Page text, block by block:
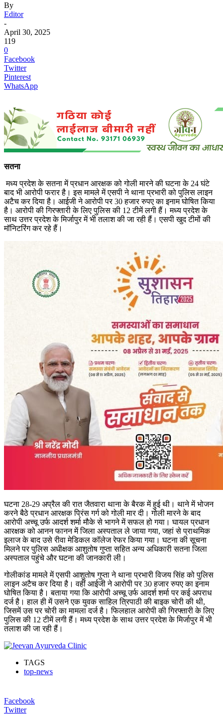
By
Editor
-
April 30, 2025
119
0
Facebook
Twitter
Pinterest
WhatsApp
सतना
मध्य प्रदेश के सतना में प्रधान आरक्षक को गोली मारने की घटना के 24 घंटे
बाद भी आरोपी फरार है। इस मामले में एसपी ने थाना प्रभारी को पुलिस लाइन
अटैच कर दिया है। आईजी ने आरोपी पर 30 हजार रुपए का इनाम घोषित किया
है। आरोपी की गिरफ्तारी के लिए पुलिस की 12 टीमें लगी हैं। मध्य प्रदेश के
साथ उत्तर प्रदेश के मिर्जापुर में भी तलाश की जा रही हैं। एसपी खुद टीमों की
मॉनिटरिंग कर रहे हैं।
घटना 28-29 अप्रैल की रात जैतवारा थाना के बैरक में हुई थी। थाने में भोजन
करने बैठे प्रधान आरक्षक प्रिंस गर्ग को गोली मार दी। गोली मारने के बाद
आरोपी अच्चू उर्फ आदर्श शर्मा मौके से भागने में सफल हो गया। घायल प्रधान
आरक्षक को आनन फानन में जिला अस्पताल ले जाया गया, जहां से प्राथमिक
इलाज के बाद उसे रीवा मेडिकल कॉलेज रेफर किया गया। घटना की सूचना
मिलने पर पुलिस अधीक्षक आशुतोष गुप्ता सहित अन्य अधिकारी सतना जिला
अस्पताल पहुंचे और घटना की जानकारी ली।
गोलीकांड मामले में एसपी आशुतोष गुप्ता ने थाना प्रभारी विजय सिंह को पुलिस
लाइन अटैच कर दिया है। वहीं आईजी ने आरोपी पर 30 हजार रुपए का इनाम
घोषित किया है। बताया गया कि आरोपी अच्चू उर्फ आदर्श शर्मा पर कई अपराध
दर्ज है। हाल ही में उसने एक युवक साहिल त्रिपाठी की बाइक चोरी की थी,
जिसमें उस पर चोरी का मामला दर्ज है। फिलहाल आरोपी की गिरफ्तारी के लिए
पुलिस की 12 टीमें लगी हैं। मध्य प्रदेश के साथ उत्तर प्रदेश के मिर्जापुर में भी
तलाश की जा रही हैं।
TAGS
top-news
Facebook
Twitter